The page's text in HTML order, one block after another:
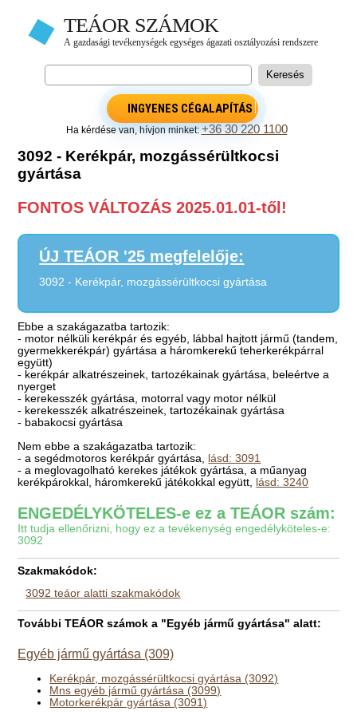
INGYENES CÉGALAPÍTÁS
Ha kérdése van, hívjon minket:+36 30 220 1100
3092 - Kerékpár, mozgássérültkocsi
gyártása
FONTOS VÁLTOZÁS 2025.01.01-től!
ÚJ TEÁOR '25 megfelelője:
3092 - Kerékpár, mozgássérültkocsi gyártása
Ebbe a szakágazatba tartozik:
- motor nélküli kerékpár és egyéb, lábbal hajtott jármű (tandem,
gyermekkerékpár) gyártása a háromkerekű teherkerékpárral
együtt)
- kerékpár alkatrészeinek, tartozékainak gyártása, beleértve a
nyerget
- kerekesszék gyártása, motorral vagy motor nélkül
- kerekesszék alkatrészeinek, tartozékainak gyártása
- babakocsi gyártása
Nem ebbe a szakágazatba tartozik:
- a segédmotoros kerékpár gyártása, lásd: 3091
- a meglovagolható kerekes játékok gyártása, a műanyag
kerékpárokkal, háromkerekű játékokkal együtt, lásd: 3240
ENGEDÉLYKÖTELES-e ez a TEÁOR szám:
Itt tudja ellenőrizni, hogy ez a tevékenység engedélyköteles-e:
3092
Szakmakódok:
3092 teáor alatti szakmakódok
További TEÁOR számok a "Egyéb jármű gyártása" alatt:
Egyéb jármű gyártása (309)
Kerékpár, mozgássérültkocsi gyártása (3092)
Mns egyéb jármű gyártása (3099)
Motorkerékpár gyártása (3091)